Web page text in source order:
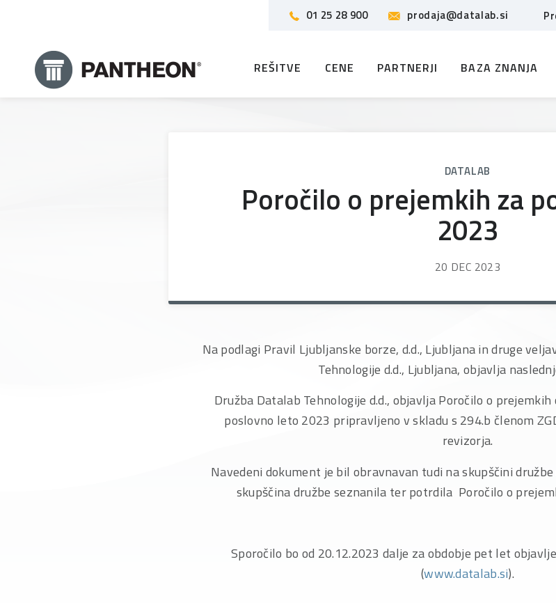
01 25 28 900 prodaja@datalab.si
REŠITVE CENE PARTNERJI BAZA ZNANJA
DATALAB
Poročilo o prejemkih za
2023
20 DEC 2023
Na podlagi Pravil Ljubljanske borze, d.d., Ljubljana in druge
Tehnologije d.d., Ljubljana, objavlja
Družba Datalab Tehnologije d.d., objavlja Poročilo o
poslovno leto 2023 pripravljeno v skladu s 294.b členom
revizorja.
Navedeni dokument je bil obravnavan tudi na skupščini
skupščina družbe seznanila ter potrdila Poročilo o
Sporočilo bo od 20.12.2023 dalje za obdobje pet let
(www.datalab.si).